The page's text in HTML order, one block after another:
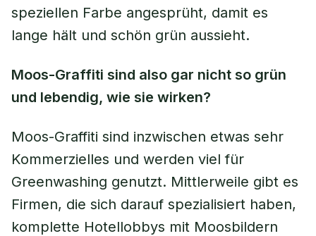
speziellen Farbe angesprüht, damit es
lange hält und schön grün aussieht.
Moos-Graffiti sind also gar nicht so grün
und lebendig, wie sie wirken?
Moos-Graffiti sind inzwischen etwas sehr
Kommerzielles und werden viel für
Greenwashing genutzt. Mittlerweile gibt es
Firmen, die sich darauf spezialisiert haben,
komplette Hotellobbys mit Moosbildern